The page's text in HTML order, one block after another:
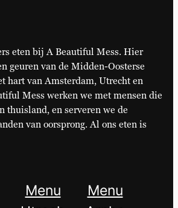
eten bij A Beautiful Mess. Hier
geuren van de Midden-Oosterse
hart van Amsterdam, Utrecht en
Mess werken we met mensen die
thuisland, en serveren we de
van oorsprong. Al ons eten is
Menu
Menu